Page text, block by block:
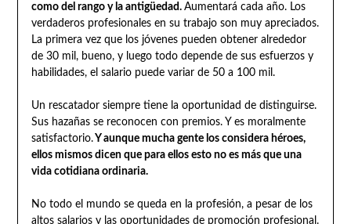
como del rango y la antigüedad. Aumentará cada año. Los
verdaderos profesionales en su trabajo son muy apreciados.
La primera vez que los jóvenes pueden obtener alrededor
de 30 mil, bueno, y luego todo depende de sus esfuerzos y
habilidades, el salario puede variar de 50 a 100 mil.
Un rescatador siempre tiene la oportunidad de distinguirse.
Sus hazañas se reconocen con premios. Y es moralmente
satisfactorio.Y aunque mucha gente los considera héroes,
ellos mismos dicen que para ellos esto no es más que una
vida cotidiana ordinaria.
No todo el mundo se queda en la profesión, a pesar de los
altos salarios y las oportunidades de promoción profesional.